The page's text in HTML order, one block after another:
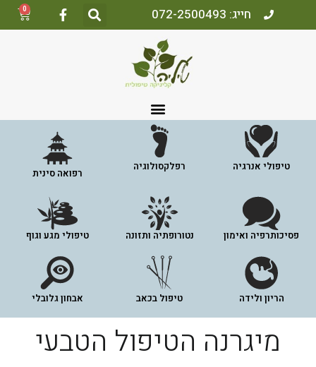
חייג: 072-2500493 0
טיפולי אנרגיה רפלקסולוגיה
רפואה סינית
פסיכותרפיה ואימון נטורופתיה ותזונה טיפולי מגע וגוף
הריון ולידה טיפול בכאב אבחון גלובלי
מיגרנה הטיפול הטבעי